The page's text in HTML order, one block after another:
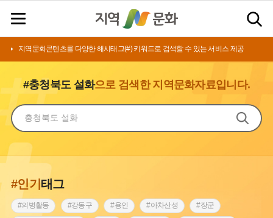
지역문화콘텐츠를 다양한 해시태그(#) 키워드로 검색할 수 있는 서비스 제공
#충청북도 설화으로 검색한 지역문화자료입니다.
#인기태그
#의병활동 #강동구 #용인 #아차산성 #장군